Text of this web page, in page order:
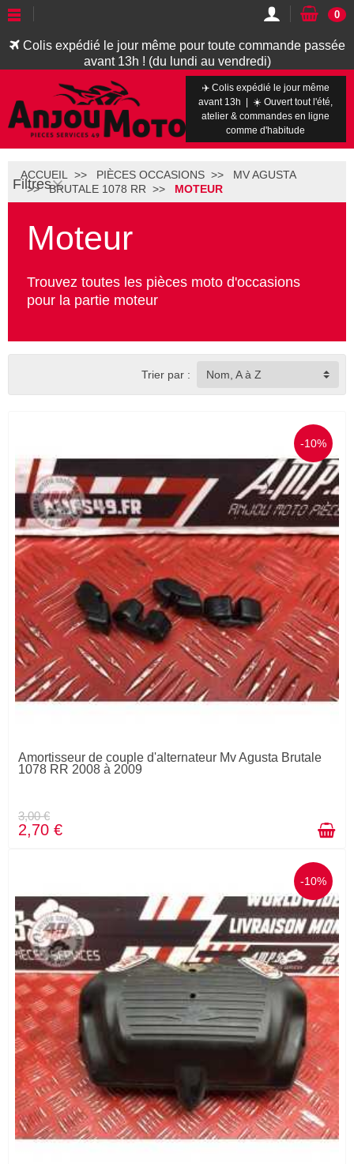
Colis expédié le jour même pour toute commande passée
avant 13h ! (du lundi au vendredi)
0
✈️ Colis expédié le jour même
avant 13h | ☀️ Ouvert tout l'été,
atelier & commandes en ligne
comme d'habitude
Filtres
ACCUEIL PIÈCES OCCASIONS
MV AGUSTA
BRUTALE 1078 RR
MOTEUR
Moteur
Trouvez toutes les pièces moto d'occasions
pour la partie moteur
Trier par : Nom, A à Z
-10%
Amortisseur de couple d'alternateur Mv Agusta Brutale
1078 RR 2008 à 2009
3,00 €
2,70 €
-10%